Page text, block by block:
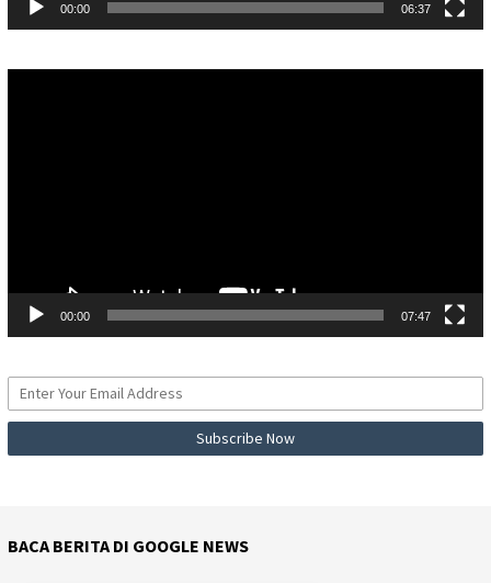
00:00 06:37
00:00 07:47
BACA BERITA DI GOOGLE NEWS